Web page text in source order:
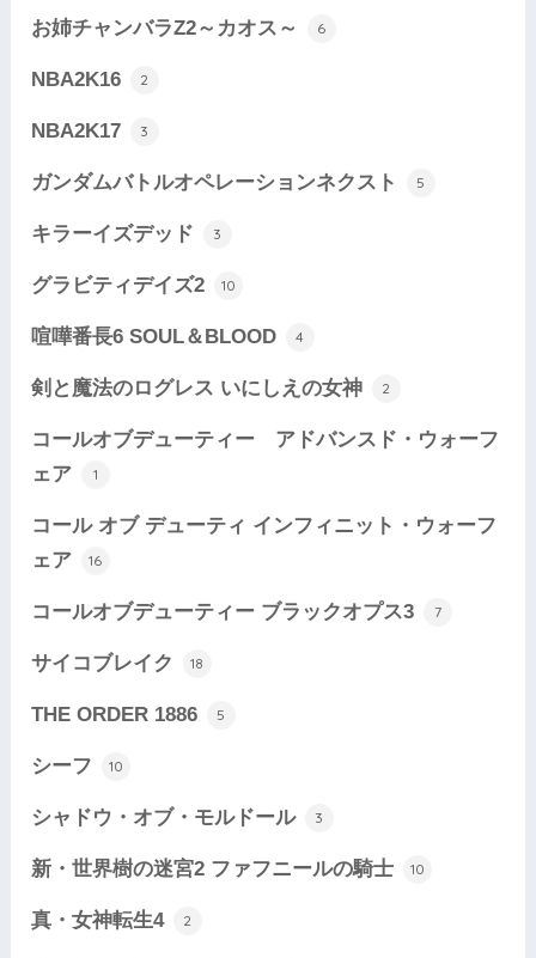
お姉チャンバラZ2～カオス～ 6
NBA2K16 2
NBA2K17 3
ガンダムバトルオペレーションネクスト 5
キラーイズデッド 3
グラビティデイズ2 10
喧嘩番長6 SOUL＆BLOOD 4
剣と魔法のログレス いにしえの女神 2
コールオブデューティー アドバンスド・ウォーフ
ェア
1
コール オブ デューティ インフィニット・ウォーフ
ェア
16
コールオブデューティー ブラックオプス3 7
サイコブレイク 18
THE ORDER 1886 5
シーフ 10
シャドウ・オブ・モルドール 3
新・世界樹の迷宮2 ファフニールの騎士 10
真・女神転生4 2